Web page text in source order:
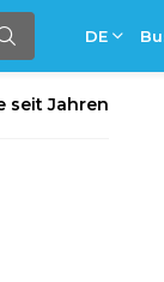
DE
seit Jahren